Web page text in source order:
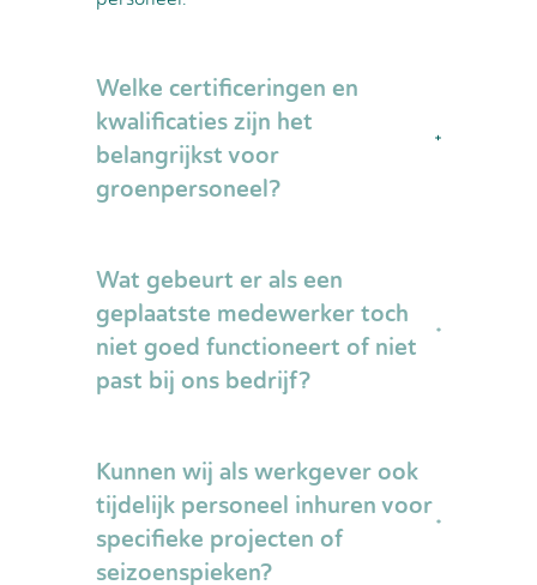
Welke certificeringen en
kwalificaties zijn het
belangrijkst voor
groenpersoneel?
VCA (Veiligheid, Gezondheid en Milieu
Checklist Aannemers) voor veilig
werken, bosmaaier- en
kettingzaagcertificaten voor het werken
met specifieke machines, en
zijn rijbewijzen (B, BE of soms C) vaak
vereist, evenals specifieke opleidingen
zoals boomverzorging niveau 1-3 of
hoveniersopleiding. Een
Wat gebeurt er als een
geplaatste medewerker toch
niet goed functioneert of niet
past bij ons bedrijf?
biedt meestal een vervangingsgarantie
tijdens de proefperiode. Als de match
niet goed blijkt te zijn, wordt er actief
gezocht naar een vervangende
Kunnen wij als werkgever ook
tijdelijk personeel inhuren voor
specifieke projecten of
seizoenspieken?